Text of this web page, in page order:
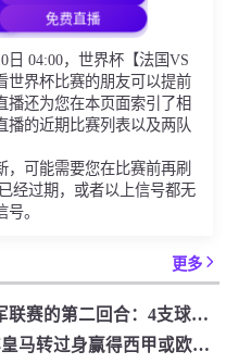
免费直播
日 04:00，世界杯【法国VS
世界杯比赛的朋友可以提前
播还为您在本页面索引了相
播的近期比赛列表以及两队
，可能需要您在比赛前再刷
经过期，或者以上信号都无
。
更多
没有逆转？ DeepSeek预测冠军联赛的第二回合：4支球队在第一回合中获胜 枪手输了
有奇迹吗？西班牙媒体：除非皇马转过身赢得西甲或欧洲冠军